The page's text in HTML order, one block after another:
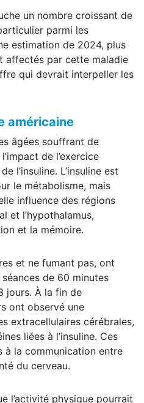
un nombre croissant de
parmi les
estimation de 2024, plus
affectés par cette maladie
qui devrait interpeller les
américaine
âgées souffrant de
de l’exercice
l’insuline. L’insuline est
le métabolisme, mais
influence des régions
et l’hypothalamus,
et la mémoire.
et ne fumant pas, ont
de 60 minutes
jours. À la fin de
ont observé une
extracellulaires cérébrales,
liées à l’insuline. Ces
à la communication entre
du cerveau.
l’activité physique pourrait